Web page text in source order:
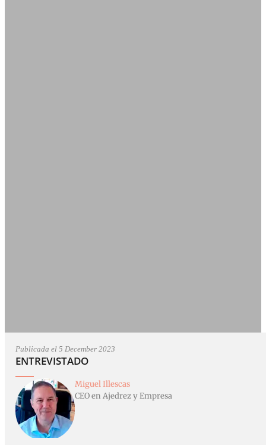
Publicada el 5 December 2023
ENTREVISTADO
Miguel Illescas
CEO en Ajedrez y Empresa